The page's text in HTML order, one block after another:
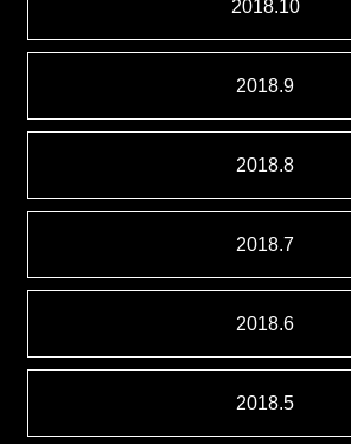
2018.10
2018.9
2018.8
2018.7
2018.6
2018.5